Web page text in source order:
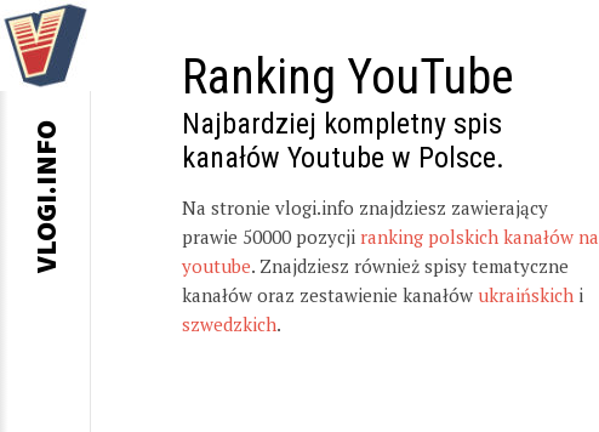
Ranking YouTube
Najbardziej kompletny spis
kanałów Youtube w Polsce.
Na stronie vlogi.info znajdziesz zawierający
prawie 50000 pozycji ranking polskich kanałów na
youtube. Znajdziesz również spisy tematyczne
kanałów oraz zestawienie kanałów ukraińskich i
szwedzkich.
VLOGI.INFO